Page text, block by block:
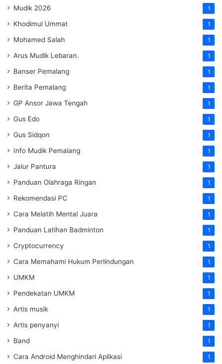
Mudik 2026 1
Khodimul Ummat 1
Mohamed Salah 1
Arus Mudik Lebaran. 1
Banser Pemalang 1
Berita Pemalang 1
GP Ansor Jawa Tengah 1
Gus Edo 1
Gus Sidqon 1
Info Mudik Pemalang 1
Jalur Pantura 1
Panduan Olahraga Ringan 1
Rekomendasi PC 1
Cara Melatih Mental Juara 1
Panduan Latihan Badminton 1
Cryptocurrency 1
Cara Memahami Hukum Perlindungan 1
UMKM 1
Pendekatan UMKM 1
Artis musik 1
Artis penyanyi 1
Band 1
Cara Android Menghindari Aplikasi 1